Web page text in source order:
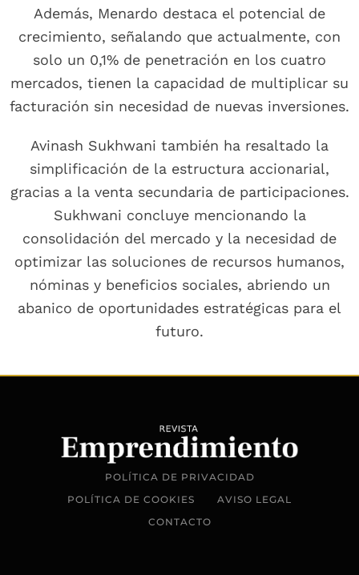
Además, Menardo destaca el potencial de
crecimiento, señalando que actualmente, con
solo un 0,1% de penetración en los cuatro
mercados, tienen la capacidad de multiplicar su
facturación sin necesidad de nuevas inversiones.
Avinash Sukhwani también ha resaltado la
simplificación de la estructura accionarial,
gracias a la venta secundaria de participaciones.
Sukhwani concluye mencionando la
consolidación del mercado y la necesidad de
optimizar las soluciones de recursos humanos,
nóminas y beneficios sociales, abriendo un
abanico de oportunidades estratégicas para el
futuro.
POLÍTICA DE PRIVACIDAD
POLÍTICA DE COOKIES
AVISO LEGAL
CONTACTO